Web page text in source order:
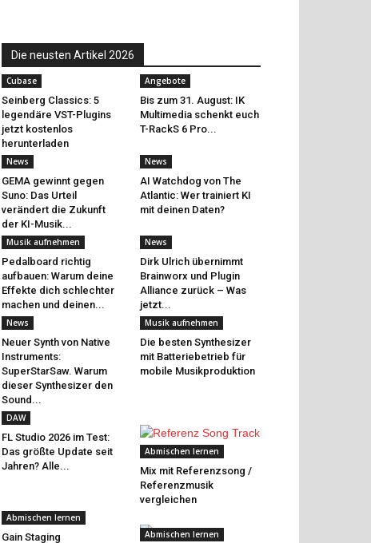
Die neusten Artikel 2026
Cubase
Seinberg Classics: 5
legendäre VST-Plugins
jetzt kostenlos
herunterladen
Angebote
Bis zum 31. August: IK
Multimedia schenkt euch
T-RackS 6 Pro...
News
GEMA gewinnt gegen
Suno: Das Urteil
verändert die Zukunft
der KI-Musik...
News
AI Watchdog von The
Atlantic: Wer trainiert KI
mit deinen Daten?
Musik aufnehmen
Pedalboard richtig
aufbauen: Warum deine
Effekte dich schlechter
machen und deinen...
News
Dirk Ulrich übernimmt
Brainworx und Plugin
Alliance zurück – Was
jetzt...
News
Neuer Synth von Native
Instruments:
SuperStarSaw. Warum
dieser Synthesizer den
Sound...
Musik aufnehmen
Die besten Synthesizer
mit Batteriebetrieb für
mobile Musikproduktion
DAW
FL Studio 2026 im Test:
Das größte Update seit
Jahren? Alle...
Abmischen lernen
Mix mit Referenzsong /
Referenzmusik
vergleichen
Abmischen lernen
Gain Staging Abmischen lernen